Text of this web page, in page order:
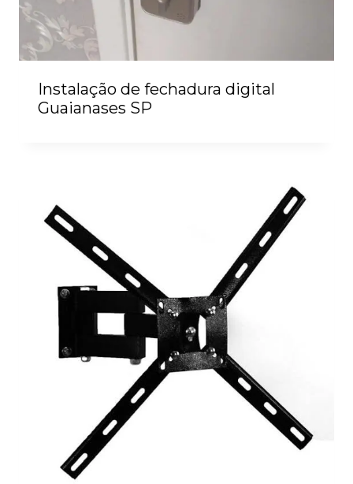
Instalação de fechadura digital
Guaianases SP